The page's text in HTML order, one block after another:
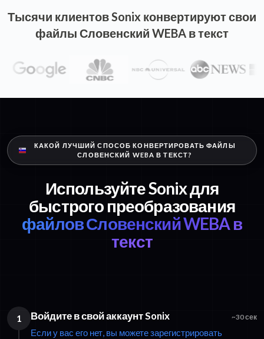
Тысячи клиентов Sonix конвертируют свои
файлы Словенский WEBA в текст
КАКОЙ ЛУЧШИЙ СПОСОБ КОНВЕРТИРОВАТЬ ФАЙЛЫ
СЛОВЕНСКИЙ WEBA В ТЕКСТ?
Используйте Sonix для
быстрого преобразования
файлов Словенский WEBA в
текст
1 Войдите в свой аккаунт Sonix ~30 сек
Если у вас его нет, вы можете зарегистрировать